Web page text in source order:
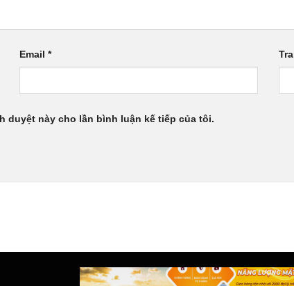
Email*
duyệt này cho lần bình luận kế tiếp của tôi.